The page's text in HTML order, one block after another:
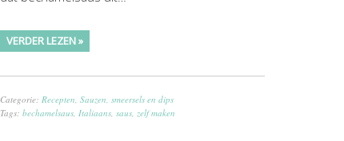
VERDER LEZEN »
Categorie: Recepten, Sauzen, smeersels en dips
Tags: bechamelsaus, Italiaans, saus, zelf maken